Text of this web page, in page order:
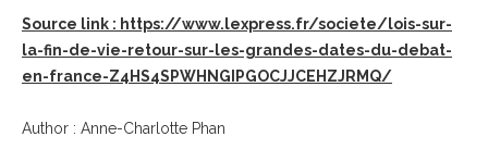
Source link : https://www.lexpress.fr/societe/lois-sur-
la-fin-de-vie-retour-sur-les-grandes-dates-du-debat-
en-france-Z4HS4SPWHNGIPGOCJJCEHZJRMQ/
Author : Anne-Charlotte Phan